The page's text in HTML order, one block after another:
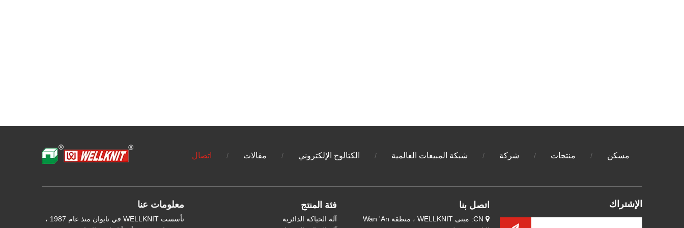
مسكن / منتجات / شركة / شبكة المبيعات العالمية / الكتالوج الإلكتروني / مقالات / اتصال
معلومات عنا
تأسست WELLKNIT في تايوان منذ عام 1987 ،
فئة المنتج
آلة الحياكة الدائرية
اتصل بنا

CN: مبنى WELLKNIT ، منطقة Wan 'An
الإشتراك